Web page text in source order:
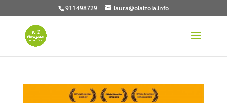
911498729 laura@olaizola.info